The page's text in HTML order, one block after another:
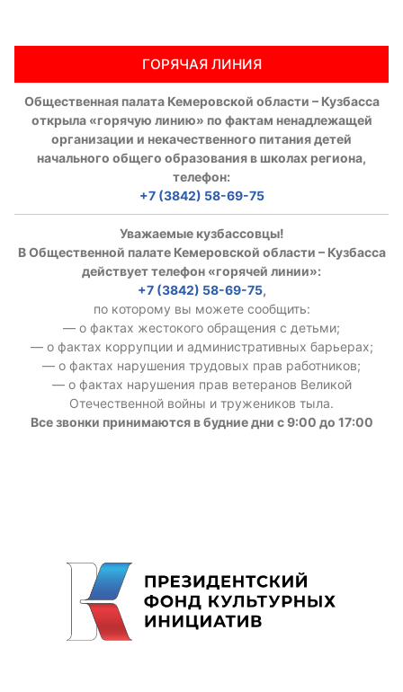
ГОРЯЧАЯ ЛИНИЯ
Общественная палата Кемеровской области – Кузбасса
открыла «горячую линию» по фактам ненадлежащей
организации и некачественного питания детей
начального общего образования в школах региона,
телефон:
+7 (3842) 58-69-75
Уважаемые кузбассовцы!
В Общественной палате Кемеровской области – Кузбасса
действует телефон «горячей линии»:
+7 (3842) 58-69-75,
по которому вы можете сообщить:
— о фактах жестокого обращения с детьми;
— о фактах коррупции и административных барьерах;
— о фактах нарушения трудовых прав работников;
— о фактах нарушения прав ветеранов Великой
Отечественной войны и тружеников тыла.
Все звонки принимаются в будние дни с 9:00 до 17:00